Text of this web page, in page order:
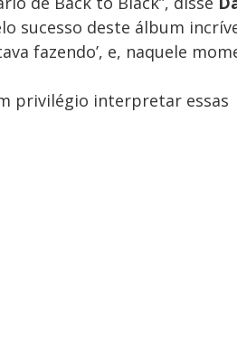
sucesso deste álbum
fazendo’, e, naquele
privilégio interpretar essas